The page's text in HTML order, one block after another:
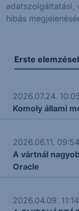
adatszolgáltatási,
hibás
Erste
2026.07.24.
Komoly állami
2026.06.11. 09:54
A vártnál
Oracle
2026.04.09. 11:14